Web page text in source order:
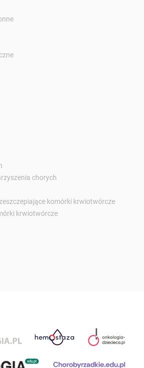
chorych
komórki krwiotwórcze
krwiotwórcze